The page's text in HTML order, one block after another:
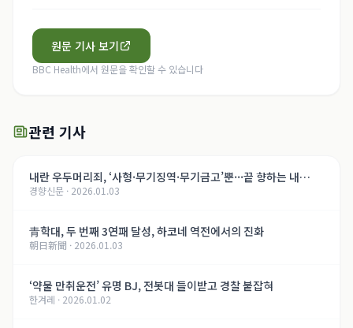
원문 기사 보기
BBC Health에서 원문을 확인할 수 있습니다
관련 기사
내란 우두머리죄, ‘사형·무기징역·무기금고’뿐···끝 향하는 내
란 재판, 윤석열의 운명은[법정 417호, 내란의 기록]
경향신문 · 2026.01.03
青학대, 두 번째 3연패 달성, 하코네 역전에서의 진화
朝日新聞 · 2026.01.03
‘약물 만취운전’ 유명 BJ, 전봇대 들이받고 경찰 붙잡혀
한겨레 · 2026.01.02